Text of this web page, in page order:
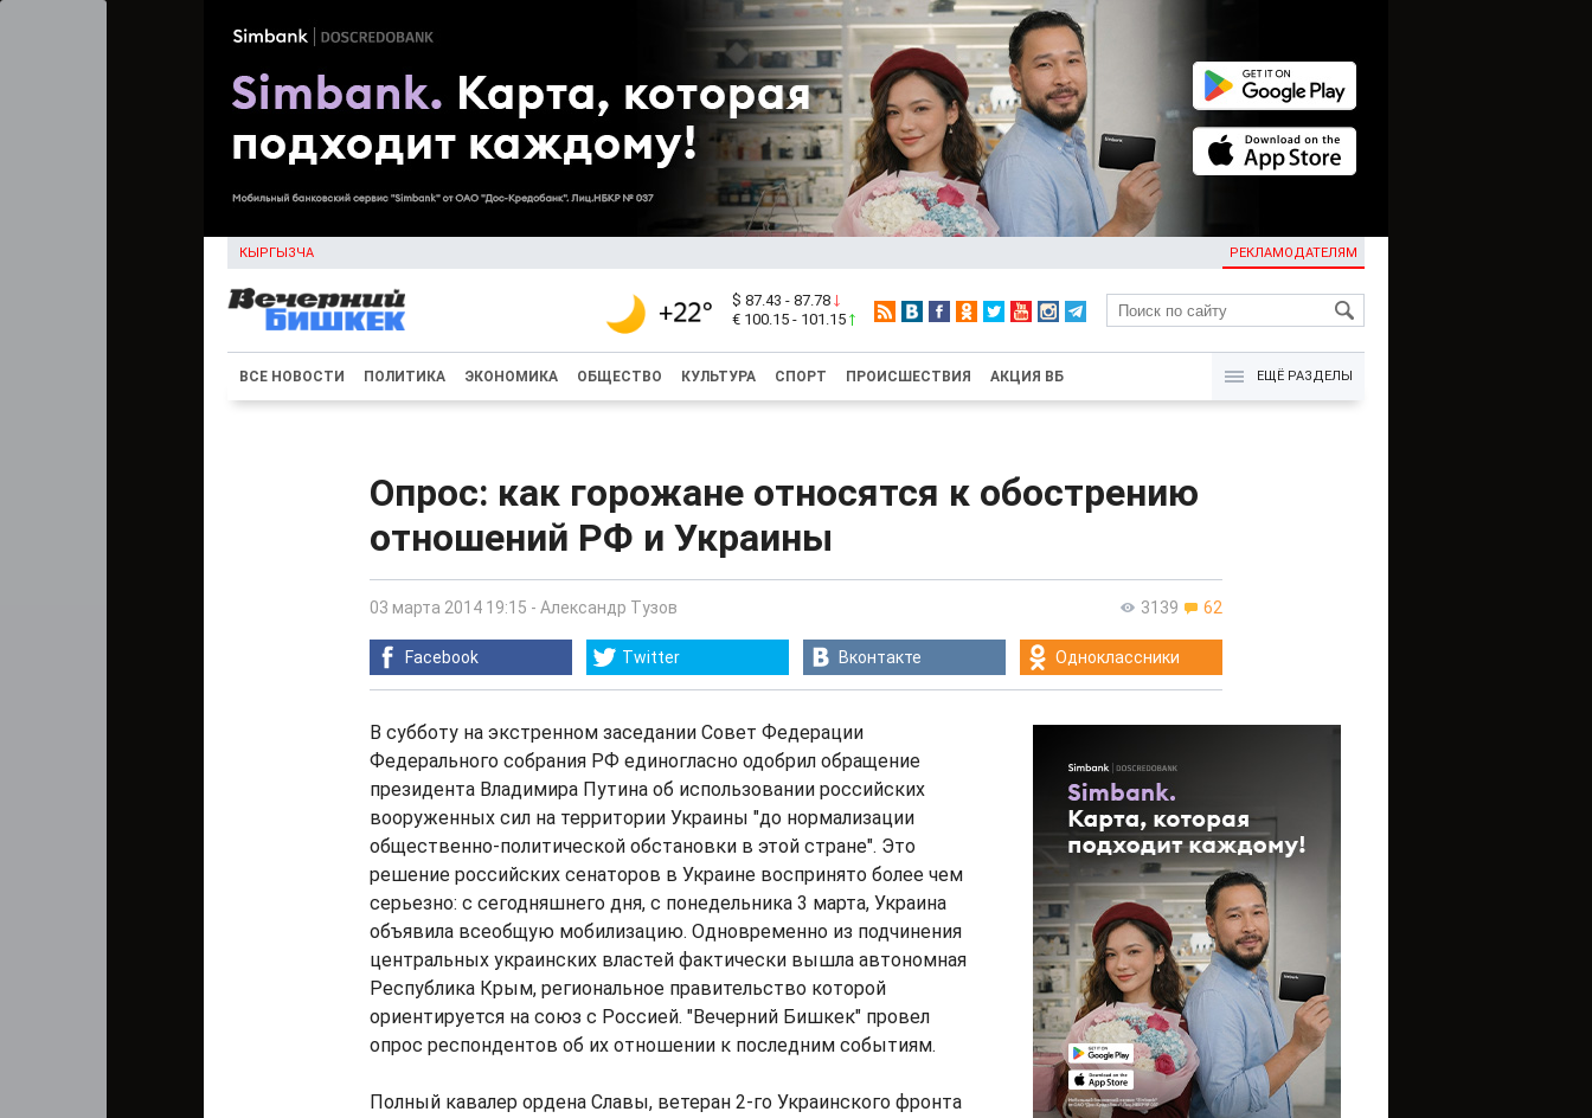
КЫРГЫЗЧА РЕКЛАМОДАТЕЛЯМ
KG
$ 87.43 - 87.78
€ 100.15 - 101.15
ВСЕ НОВОСТИ ПОЛИТИКА ЭКОНОМИКА ОБЩЕСТВО КУЛЬТУРА СПОРТ ПРОИСШЕСТВИЯ АКЦИЯ ВБ ЕЩЁ РАЗДЕЛЫ
Опрос: как горожане относятся к обострению
отношений РФ и Украины
3139 62
03 марта 2014 19:15 - Александр Тузов
Facebook Twitter Вконтакте Одноклассники
В субботу на экстренном заседании Совет Федерации
Федерального собрания РФ единогласно одобрил обращение
президента Владимира Путина об использовании российских
вооруженных сил на территории Украины "до нормализации
общественно-политической обстановки в этой стране". Это
решение российских сенаторов в Украине воспринято более чем
серьезно: с сегодняшнего дня, с понедельника 3 марта, Украина
объявила всеобщую мобилизацию. Одновременно из подчинения
центральных украинских властей фактически вышла автономная
Республика Крым, региональное правительство которой
ориентируется на союз с Россией. "Вечерний Бишкек" провел
опрос респондентов об их отношении к последним событиям.
Полный кавалер ордена Славы, ветеран 2-го Украинского фронта